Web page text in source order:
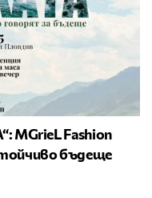
MGrieL Fashion
бъдеще